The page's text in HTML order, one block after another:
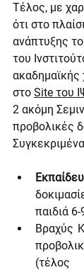
Τέλος, με
ότι στο
ανάπτυξης
του
ακαδημαϊκής
στο Site του
2 ακόμη
προβολικές
παιδιά
Βραχύς
(τέλος